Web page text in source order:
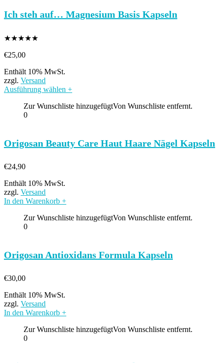
Ich steh auf… Magnesium Basis Kapseln
★★★★★
€25,00
Enthält 10% MwSt.
zzgl. Versand
Ausführung wählen +
Zur Wunschliste hinzugefügtVon Wunschliste entfernt.
0
Origosan Beauty Care Haut Haare Nägel Kapseln
€24,90
Enthält 10% MwSt.
zzgl. Versand
In den Warenkorb +
Zur Wunschliste hinzugefügtVon Wunschliste entfernt.
0
Origosan Antioxidans Formula Kapseln
€30,00
Enthält 10% MwSt.
zzgl. Versand
In den Warenkorb +
Zur Wunschliste hinzugefügtVon Wunschliste entfernt.
0